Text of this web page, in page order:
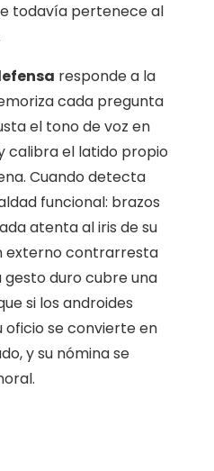
todavía pertenece al
responde a la
cada pregunta
el tono de voz en
calibra el latido propio
Cuando detecta
funcional: brazos
atenta al iris de su
externo contrarresta
duro cubre una
si los androides
oficio se convierte en
y su nómina se